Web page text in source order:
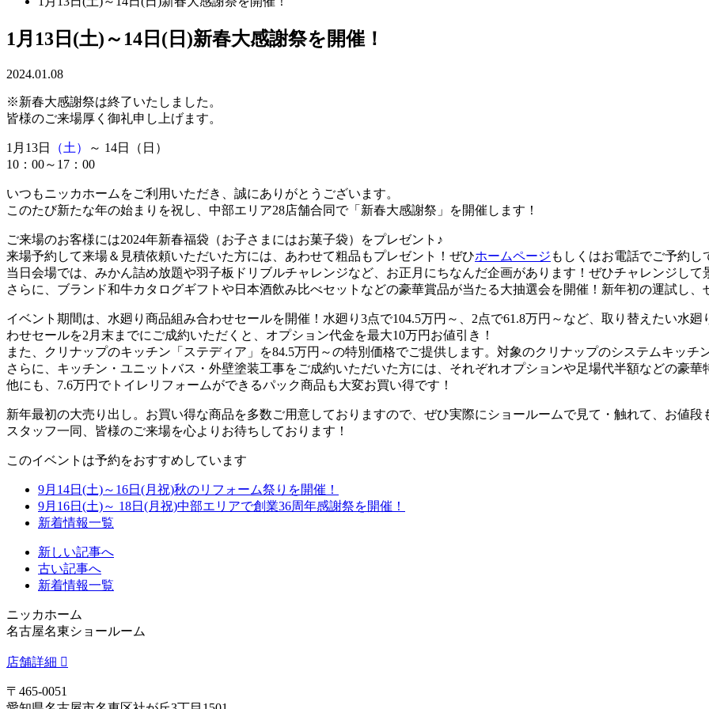
1月13日(土)～14日(日)新春大感謝祭を開催！
2024.01.08
※新春大感謝祭は終了いたしました。
皆様のご来場厚く御礼申し上げます。
1月13日 （土） ～ 14日
（日）
10：00～17：00
いつもニッカホームをご利用いただき、誠にありがとうございます。
このたび新たな年の始まりを祝し、中部エリア28店舗合同で「新春大感謝祭」を開催します！
ご来場のお客様には2024年新春福袋（お子さまにはお菓子袋）をプレゼント♪
来場予約して来場＆見積依頼いただいた方には、あわせて粗品もプレゼント！ぜひホームページ もしくはお電話でご予約し
当日会場では、みかん詰め放題や羽子板ドリブルチャレンジなど、お正月にちなんだ企画があります！ぜひチャレンジして
さらに、ブランド和牛カタログギフトや日本酒飲み比べセットなどの豪華賞品が当たる大抽選会を開催！新年初の運試し、
イベント期間は、水廻り商品組み合わせセールを開催！水廻り3点で104.5万円～、2点で61.8万円～など、取り替えたい水
わせセールを2月末までにご成約いただくと、オプション代金を最大10万円お値引き！
また、クリナップのキッチン「ステディア」を84.5万円～の特別価格でご提供します。対象のクリナップのシステムキッ
さらに、キッチン・ユニットバス・外壁塗装工事をご成約いただいた方には、それぞれオプションや足場代半額などの豪華
他にも、7.6万円でトイレリフォームができるパック商品も大変お買い得です！
新年最初の大売り出し。お買い得な商品を多数ご用意しておりますので、ぜひ実際にショールームで見て・触れて、お値段
スタッフ一同、皆様のご来場を心よりお待ちしております！
このイベントは予約をおすすめしています
9月14日(土)～16日(月祝)秋のリフォーム祭りを開催！
9月16日(土)～ 18日(月祝)中部エリアで創業36周年感謝祭を開催！
新着情報一覧
新しい記事へ
古い記事へ
新着情報一覧
ニッカホーム
名古屋名東ショールーム
店舗詳細
〒465-0051